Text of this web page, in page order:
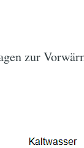
zur